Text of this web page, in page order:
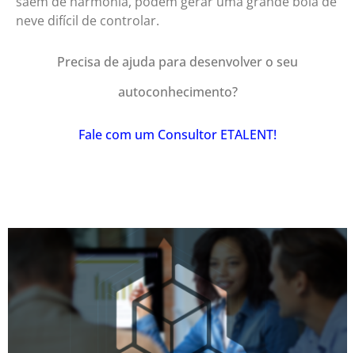
neve difícil de controlar.
Precisa de ajuda para desenvolver o seu
autoconhecimento?
Fale com um Consultor ETALENT!